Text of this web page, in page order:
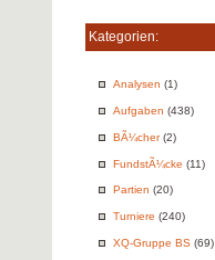
Kategorien:
Analysen (1)
Aufgaben (438)
BÃ¼cher(2)
FundstÃ¼cke (11)
Partien (20)
Turniere (240)
XQ-Gruppe BS (69)